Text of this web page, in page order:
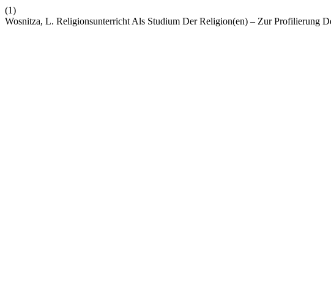
(1)
Wosnitza, L. Religionsunterricht Als Studium Der Religion(en) – Zur Profilierung